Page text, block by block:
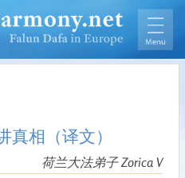
相（译文）
荷兰大法弟子 Zorica V